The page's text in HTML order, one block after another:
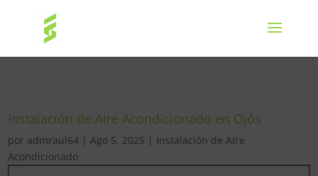
Instalación de Aire Acondicionado en Ojós
por admraul64 |Ago 5, 2025 | Instalación de Aire
Acondicionado